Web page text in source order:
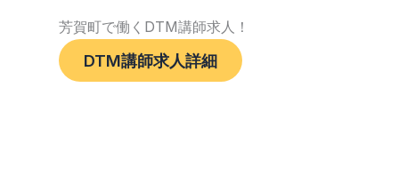
芳賀町で働くDTM講師求人！
DTM講師求人詳細